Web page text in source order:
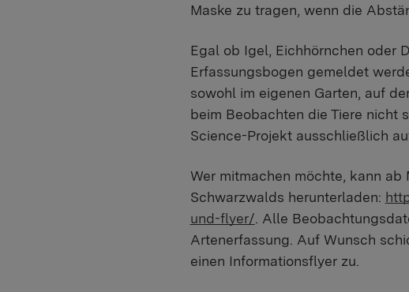
Maske zu tragen, wenn die
Egal ob Igel, Eichhörnchen oder
Erfassungsbogen gemeldet
sowohl im eigenen Garten, auf
beim Beobachten die Tiere nicht
Science-Projekt ausschließlich
Wer mitmachen möchte, kann
Schwarzwalds herunterladen:
und-flyer/ . Alle
Artenerfassung. Auf Wunsch
einen Informationsflyer zu.